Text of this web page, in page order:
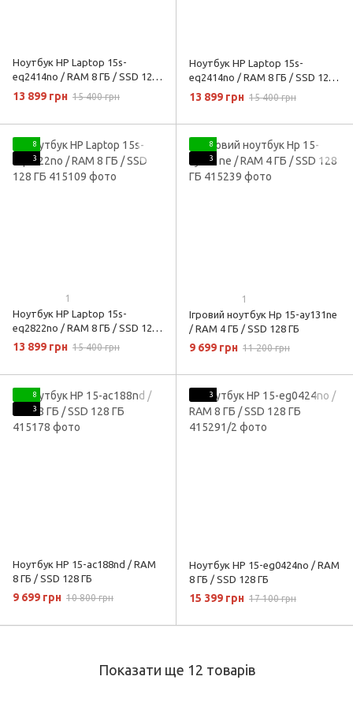
Ноутбук HP Laptop 15s-
eq2414no / RAM 8 ГБ / SSD 128
ГБ
13 899 грн 15 400 грн
Ноутбук HP Laptop 15s-
eq2414no / RAM 8 ГБ / SSD 128
ГБ
13 899 грн 15 400 грн
8
3
1
Ноутбук HP Laptop 15s-
eq2822no / RAM 8 ГБ / SSD 128
ГБ
13 899 грн 15 400 грн
8
3
1
Ігровий ноутбук Hp 15-ay131ne
/ RAM 4 ГБ / SSD 128 ГБ
9 699 грн 11 200 грн
8
3
Ноутбук HP 15-ac188nd / RAM
8 ГБ / SSD 128 ГБ
9 699 грн 10 800 грн
3
Ноутбук HP 15-eg0424no / RAM
8 ГБ / SSD 128 ГБ
15 399 грн 17 100 грн
Показати ще 12 товарів